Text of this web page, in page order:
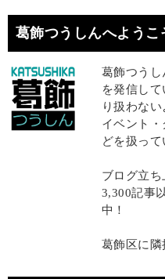
葛飾つうしんへようこ
葛飾つうし
を発信し
り扱わな
イベント
どを扱って
ブログ立
3,300記事
中！
葛飾区に隣